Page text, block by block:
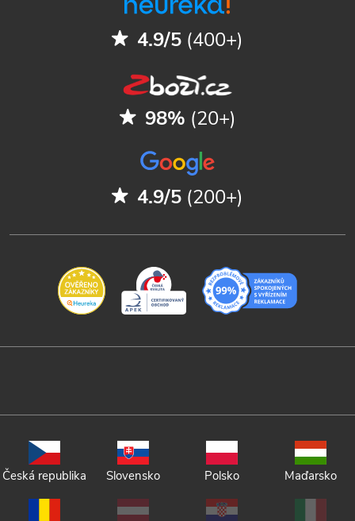
4.9/5 (400+)
98% (20+)
4.9/5 (200+)
Česká republika Slovensko Polsko Maďarsko